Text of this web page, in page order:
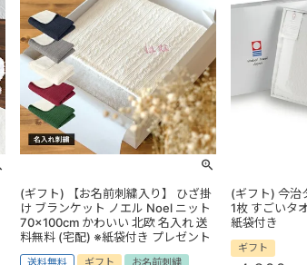
(ギフト) 【お名前刺繍入り】 ひざ掛
け ブランケット ノエル Noel ニット
70×100cm かわいい 北欧 名入れ 送
料無料 (宅配) ※紙袋付き プレゼント
送料無料 ギフト お名前刺繍
(ギフト) 今治
1枚 すごいタ
紙袋付き
ギフト